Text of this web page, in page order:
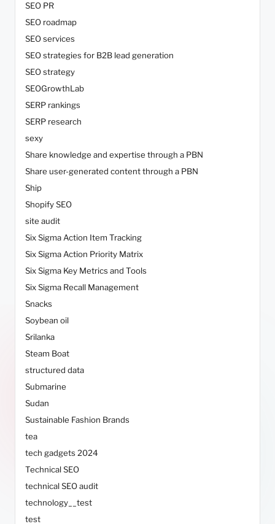
SEO PR
SEO roadmap
SEO services
SEO strategies for B2B lead generation
SEO strategy
SEOGrowthLab
SERP rankings
SERP research
sexy
Share knowledge and expertise through a PBN
Share user-generated content through a PBN
Ship
Shopify SEO
site audit
Six Sigma Action Item Tracking
Six Sigma Action Priority Matrix
Six Sigma Key Metrics and Tools
Six Sigma Recall Management
Snacks
Soybean oil
Srilanka
Steam Boat
structured data
Submarine
Sudan
Sustainable Fashion Brands
tea
tech gadgets 2024
Technical SEO
technical SEO audit
technology__test
test